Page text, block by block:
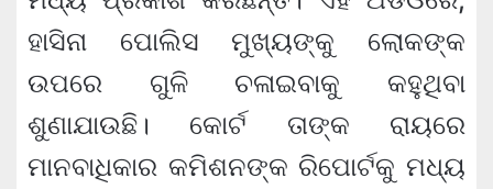
ହାସିନା ପୋଲିସ ମୁଖ୍ୟଙ୍କୁ ଲୋକଙ୍କ
ଉପରେ ଗୁଳି ଚଳାଇବାକୁ କହୁଥିବା
ଶୁଣାଯାଉଛି। କୋର୍ଟ ତାଙ୍କ ରାୟରେ
ମାନବାଧିକାର କମିଶନଙ୍କ ରିପୋର୍ଟକୁ ମଧ୍ୟ